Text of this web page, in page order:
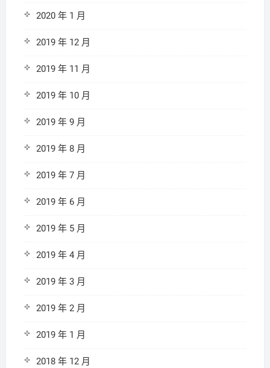
2020 年 1 月
2019 年 12 月
2019 年 11 月
2019 年 10 月
2019 年 9 月
2019 年 8 月
2019 年 7 月
2019 年 6 月
2019 年 5 月
2019 年 4 月
2019 年 3 月
2019 年 2 月
2019 年 1 月
2018 年 12 月